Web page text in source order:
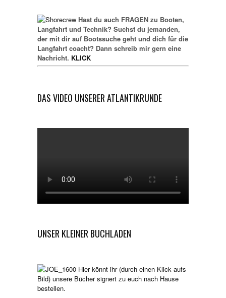
Hast du auch FRAGEN zu Booten,
Langfahrt und Technik? Suchst du jemanden,
der mit dir auf Bootssuche geht und dich für die
Langfahrt coacht? Dann schreib mir gern eine
Nachricht. KLICK
DAS VIDEO UNSERER ATLANTIKRUNDE
UNSER KLEINER BUCHLADEN
Hier könnt ihr (durch einen Klick aufs
Bild) unsere Bücher signert zu euch nach Hause
bestellen.